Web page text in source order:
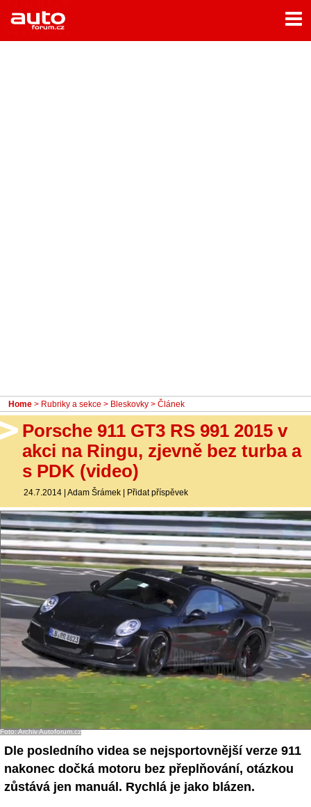
Home
Rubriky
Home > Rubriky a sekce > Bleskovky > Článek
Porsche 911 GT3 RS 991 2015 v
akci na Ringu, zjevně bez turba a
s PDK (video)
24.7.2014 | Adam Šrámek | Přidat příspěvek
Foto: Archiv Autoforum.cz
Dle posledního videa se nejsportovnější verze 911
nakonec dočká motoru bez přeplňování, otázkou
zůstává jen manuál. Rychlá je jako blázen.